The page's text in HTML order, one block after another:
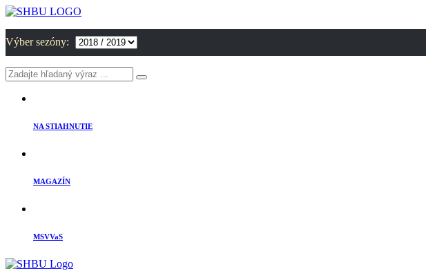
Výber sezóny:
NA STIAHNUTIE
MAGAZÍN
MSVVaS